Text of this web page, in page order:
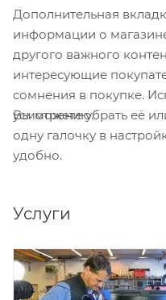
образовывается
помещается внутрь
процессе монтажа
благодаря особой
герметичность
Дополнительная
информации о
другого важного
интересующие
сомнения в покупке.
усмотрению.
Вы можете убрать её
одну галочку в
удобно.
Услуги